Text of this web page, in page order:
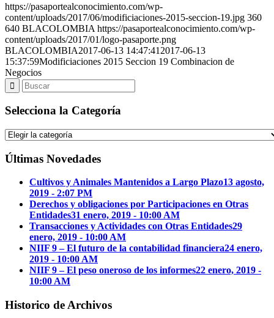
https://pasaportealconocimiento.com/wp-
content/uploads/2017/06/modificiaciones-2015-seccion-19.jpg 360
640 BLACOLOMBIA https://pasaportealconocimiento.com/wp-
content/uploads/2017/01/logo-pasaporte.png
BLACOLOMBIA2017-06-13 14:47:41 2017-06-13
15:37:59Modificiaciones 2015 Seccion 19 Combinacion de
Negocios
Selecciona la Categoría
Selecciona
Categoría
Últimas Novedades
Cultivos y Animales Mantenidos a Largo Plazo13 agosto,
2019 - 2:07 PM
Derechos y obligaciones por Participaciones en Otras
Entidades31 enero, 2019 - 10:00 AM
Transacciones y Actividades con Otras Entidades29
enero, 2019 - 10:00 AM
NIIF 9 – El futuro de la contabilidad financiera24 enero,
2019 - 10:00 AM
NIIF 9 – El peso oneroso de los informes22 enero, 2019 -
10:00 AM
Historico de Archivos